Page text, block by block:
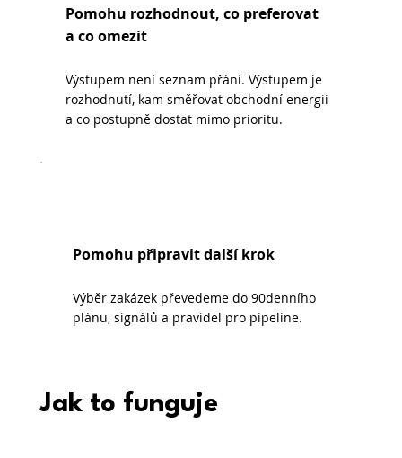
Pomohu rozhodnout, co preferovat
a co omezit
Výstupem není seznam přání. Výstupem je
rozhodnutí, kam směřovat obchodní energii
a co postupně dostat mimo prioritu.
Pomohu připravit další krok
Výběr zakázek převedeme do 90denního
plánu, signálů a pravidel pro pipeline.
Jak to funguje